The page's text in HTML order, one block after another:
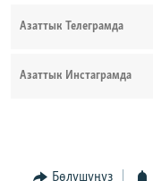
Азаттык Телеграмда
Азаттык Инстаграмда
Бөлүшүңүз